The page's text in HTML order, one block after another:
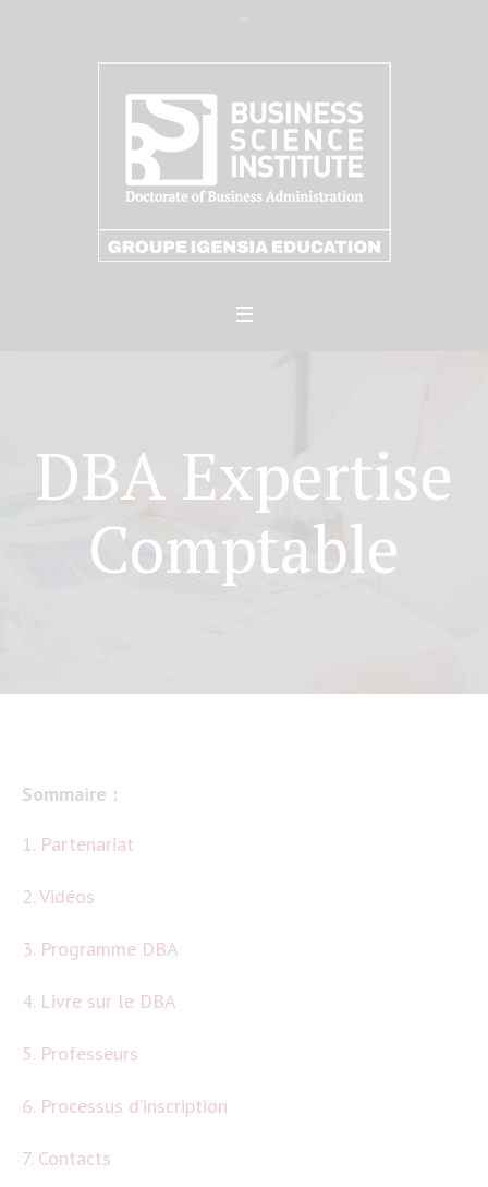
DBA Expertise
Comptable
Sommaire :
1. Partenariat
2. Vidéos
3. Programme DBA
4. Livre sur le DBA
5. Professeurs
6. Processus d’inscription
7. Contacts